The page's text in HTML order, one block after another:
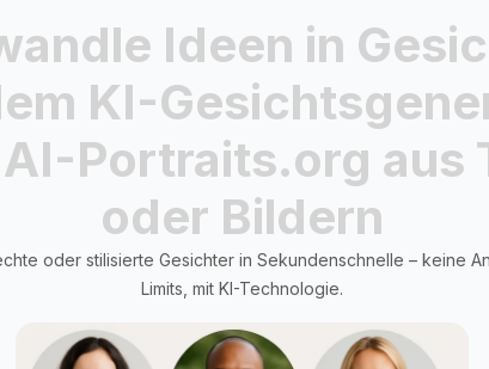
Ideen in
KI-
Portraits.org aus
oder Bildern
oder stilisierte Gesichter in Sekundenschnelle – keine
Limits, mit KI-Technologie.